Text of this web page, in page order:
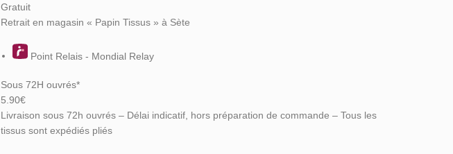
Gratuit
Retrait en magasin « Papin Tissus » à Sète
Point Relais - Mondial Relay
Sous 72H ouvrés*
5.90€
Livraison sous 72h ouvrés – Délai indicatif, hors préparation de commande – Tous les
tissus sont expédiés pliés